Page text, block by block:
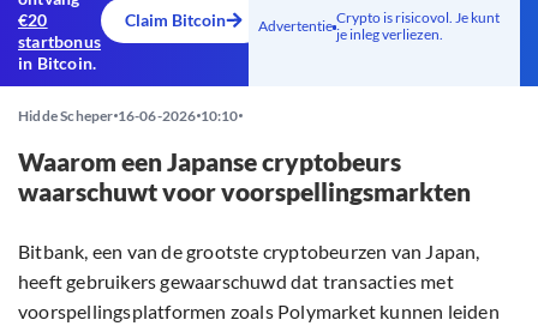
€20
startbonus
in Bitcoin.
Claim Bitcoin Advertentie Crypto is risicovol. Je kunt
je inleg verliezen.
Hidde Scheper 16-06-2026 10:10
Waarom een Japanse cryptobeurs
waarschuwt voor voorspellingsmarkten
Bitbank, een van de grootste cryptobeurzen van Japan,
heeft gebruikers gewaarschuwd dat transacties met
voorspellingsplatformen zoals Polymarket kunnen leiden